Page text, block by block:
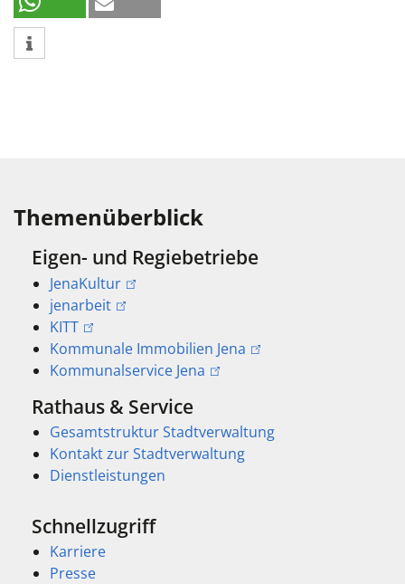
Themenüberblick
Eigen- und Regiebetriebe
JenaKultur
jenarbeit
KITT
Kommunale Immobilien Jena
Kommunalservice Jena
Rathaus & Service
Gesamtstruktur Stadtverwaltung
Kontakt zur Stadtverwaltung
Dienstleistungen
Schnellzugriff
Karriere
Presse